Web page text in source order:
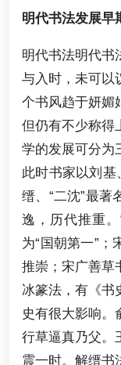
明代书法发展早
明代书法明代书
与入时，未可以
个书风趋于妍媚
但仍有不少称得
学的发展可分为
此时书家以刘基
缙、“二沈”最著
逸，历代推重
为“国朝第一”；
推崇；宋广善草
冰篆法，有《书
史有很大影响。
行草逼真乃父。
震一时。解缙书